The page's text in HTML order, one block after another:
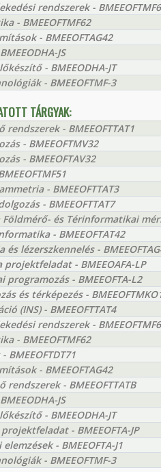
rendszerek -
- BMEEOFTMF62
- BMEEOFTAG42
JS
- BMEEODHA-JT
- BMEEOFTMF-3
TÁRGYAK:
rendszerek - BMEEOFTTAT1
- BMEEOFTMV32
- BMEEOFTAV32
- BMEEOFTTAT3
- BMEEOFTTAT7
és Térinformatikai
- BMEEOFTAT42
lézerszkennelés -
- BMEEOAFA-LP
programozás - BMEEOFTA-L2
és térképezés -
(INS) - BMEEOFTTAT4
rendszerek -
- BMEEOFTMF62
BMEEOFTDT71
- BMEEOFTAG42
- BMEEOFTTATB
JS
- BMEEODHA-JT
- BMEEOFTA-JP
- BMEEOFTA-J1
- BMEEOFTMF-3